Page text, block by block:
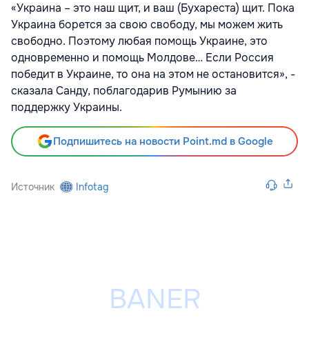
«Украина – это наш щит, и ваш (Бухареста) щит. Пока
Украина борется за свою свободу, мы можем жить
свободно. Поэтому любая помощь Украине, это
одновременно и помощь Молдове… Если Россия
победит в Украине, то она на этом не остановится», -
сказала Санду, поблагодарив Румынию за
поддержку Украины.
Подпишитесь на новости Point.md в Google
Источник Infotag